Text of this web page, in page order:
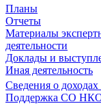
Планы
Отчеты
Материалы
деятельности
Доклады и
Иная деятельность
Сведения о
Поддержка СО